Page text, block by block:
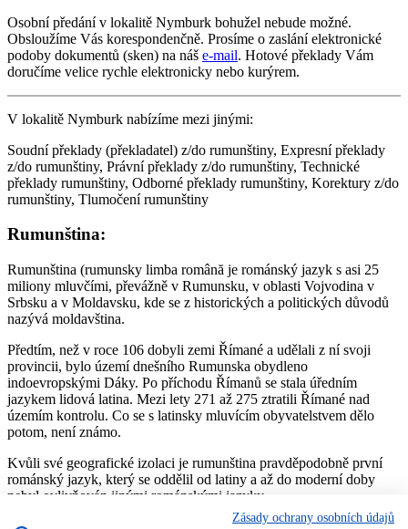
Osobní předání v lokalitě Nymburk bohužel nebude možné.
Obsloužíme Vás korespondenčně. Prosíme o zaslání elektronické
podoby dokumentů (sken) na náš e-mail. Hotové překlady Vám
doručíme velice rychle elektronicky nebo kurýrem.
V lokalitě Nymburk nabízíme mezi jinými:
Soudní překlady (překladatel) z/do rumunštiny, Expresní překlady
z/do rumunštiny, Právní překlady z/do rumunštiny, Technické
překlady rumunštiny, Odborné překlady rumunštiny, Korektury z/do
rumunštiny, Tlumočení rumunštiny
Rumunština:
Rumunština (rumunsky limba română je románský jazyk s asi 25
miliony mluvčími, převážně v Rumunsku, v oblasti Vojvodina v
Srbsku a v Moldavsku, kde se z historických a politických důvodů
nazývá moldavština.
Předtím, než v roce 106 dobyli zemi Římané a udělali z ní svoji
provincii, bylo území dnešního Rumunska obydleno
indoevropskými Dáky. Po příchodu Římanů se stala úředním
jazykem lidová latina. Mezi lety 271 až 275 ztratili Římané nad
územím kontrolu. Co se s latinsky mluvícím obyvatelstvem dělo
potom, není známo.
Kvůli své geografické izolaci je rumunština pravděpodobně první
románský jazyk, který se oddělil od latiny a až do moderní doby
nebyl ovlivňován jinými románskými jazyky.
Zásady ochrany osobních údajů